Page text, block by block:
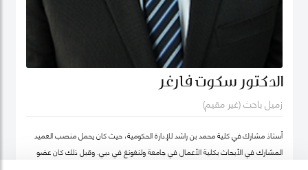
الدكتور سكوت فارغر
زميل باحث (غير مقيم)
أستاذ مشارك في كلية محمد بن راشد للإدارة الحكومية، حيث كان يحمل منصب العميد
المشارك في الأبحاث بكلية الأعمال في جامعة ولنغونغ في دبي. وقبل ذلك كان عضو